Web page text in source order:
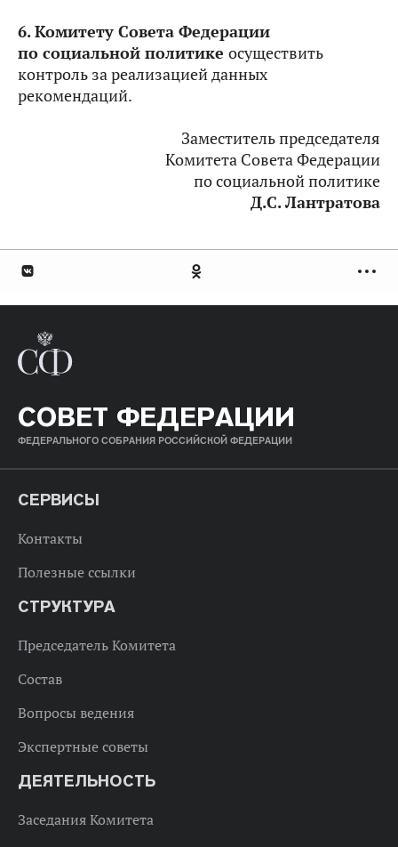
6. Комитету Совета Федерации
по социальной политике осуществить
контроль за реализацией данных
рекомендаций.
Заместитель председателя
Комитета Совета Федерации
по социальной политике
Д.С. Лантратова
СОВЕТ ФЕДЕРАЦИИ
ФЕДЕРАЛЬНОГО СОБРАНИЯ РОССИЙСКОЙ ФЕДЕРАЦИИ
СЕРВИСЫ
Контакты
Полезные ссылки
СТРУКТУРА
Председатель Комитета
Состав
Вопросы ведения
Экспертные советы
ДЕЯТЕЛЬНОСТЬ
Заседания Комитета